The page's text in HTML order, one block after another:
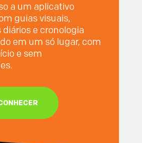
a um aplicativo
guias visuais,
e cronologia
em um só lugar, com
e sem